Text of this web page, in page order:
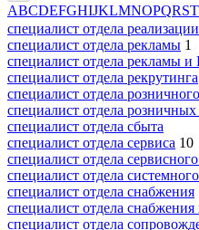
ABCDEFGHIJKLMNOPQRST
специалист отдела реализации
специалист отдела рекламы 1
специалист отдела рекламы и
специалист отдела рекрутинга
специалист отдела
специалист отдела
специалист отдела сбыта
специалист отдела сервиса 10
специалист отдела
специалист отдела
специалист отдела снабжения
специалист отдела
специалист отдела